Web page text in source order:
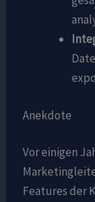
Anekdote
Vor einigen
Features der